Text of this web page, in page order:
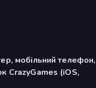
мобільний телефон,
CrazyGames (iOS,